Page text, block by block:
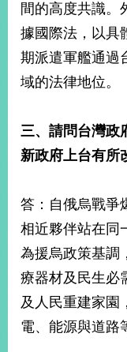
無
障
礙
網
站
明
聯
們
間的高度共識。
據國際法，以具
期派遣軍艦通過
域的法律地位。
三、請問台灣政
新政府上台有所
答：自俄烏戰爭
相近夥伴站在同
為援烏政策基調
療器材及民生必
及人民重建家園
電、能源與道路